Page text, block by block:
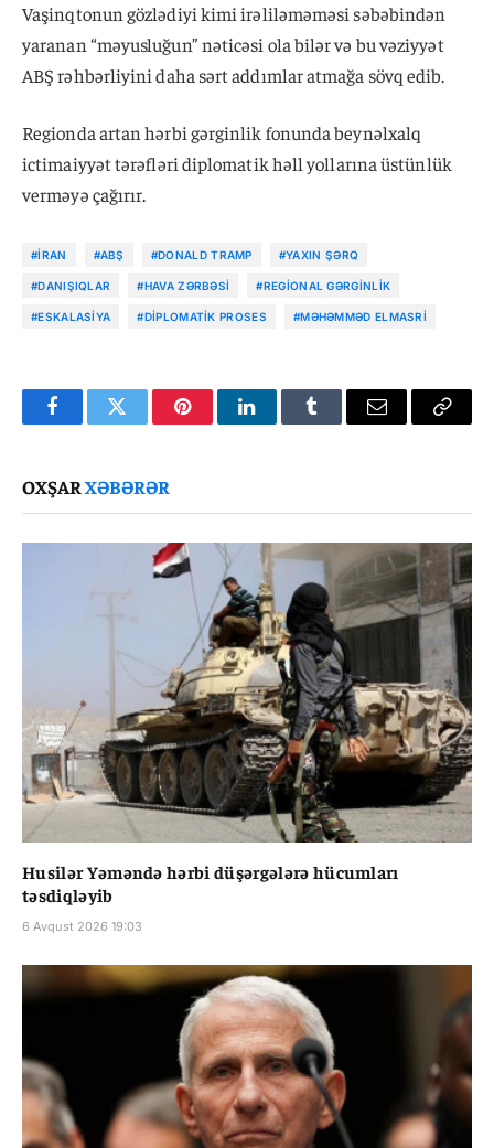
Vaşinqtonun gözlədiyi kimi irəliləməməsi səbəbindən
yaranan “məyusluğun” nəticəsi ola bilər və bu vəziyyət
ABŞ rəhbərliyini daha sərt addımlar atmağa sövq edib.
Regionda artan hərbi gərginlik fonunda beynəlxalq
ictimaiyyət tərəfləri diplomatik həll yollarına üstünlük
verməyə çağırır.
#İRAN #ABŞ #DONALD TRAMP #YAXIN ŞƏRQ
#DANIŞIQLAR #HAVA ZƏRBƏSI #REGIONAL GƏRGINLIK
#ESKALASIYA #DIPLOMATIK PROSES #MƏHƏMMƏD ELMASRI
FacebookTwitter PinterestLinkedInTumblr Email
Copy
OXŞARXƏBƏRƏR
Husilər Yəməndə hərbi düşərgələrə hücumları
təsdiqləyib
6 Avqust 2026 19:03